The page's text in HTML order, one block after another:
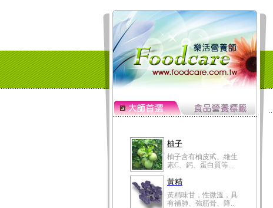
柚子
柚子含有柚皮甙、維生
素C、鈣、蛋白質等...
黃精
黃精味甘，性微溫，具
有補肺、強筋骨、降...